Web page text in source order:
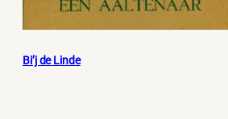
Bi’j de Linde